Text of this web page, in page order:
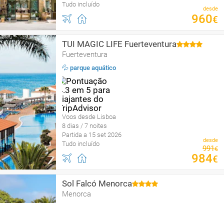
Tudo incluído
desde
960€
TUI MAGIC LIFE Fuerteventura
Fuerteventura
💦 parque aquático
Voos desde Lisboa
8 dias / 7 noites
Partida a 15 set 2026
Tudo incluído
desde
991€
984€
Sol Falcó Menorca
Menorca